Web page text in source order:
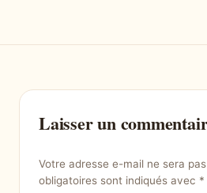
Laisser un
Votre adresse e-mail ne sera
obligatoires sont indiqués avec *